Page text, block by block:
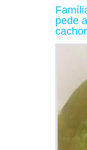
pede